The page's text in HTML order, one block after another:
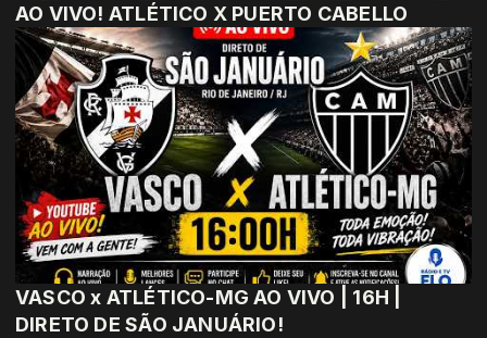
AO VIVO! ATLÉTICO X PUERTO CABELLO
VASCO x ATLÉTICO-MG AO VIVO | 16H |
DIRETO DE SÃO JANUÁRIO!